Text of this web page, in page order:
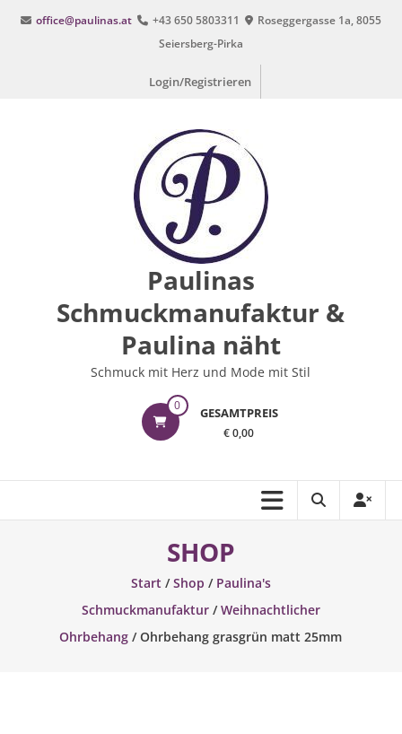
Inhalt
office@paulinas.at +43 650 5803311
Roseggergasse 1a, 8055
Seiersberg-Pirka
Login/Registrieren
Paulinas
Schmuckmanufaktur &
Paulina näht
Schmuck mit Herz und Mode mit Stil
0 GESAMTPREIS
€ 0,00
SHOP
Start /Shop / Paulina's
Schmuckmanufaktur/Weihnachtlicher
Ohrbehang / Ohrbehang grasgrün matt 25mm